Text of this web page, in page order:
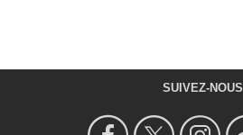
SUIVEZ-NOUS